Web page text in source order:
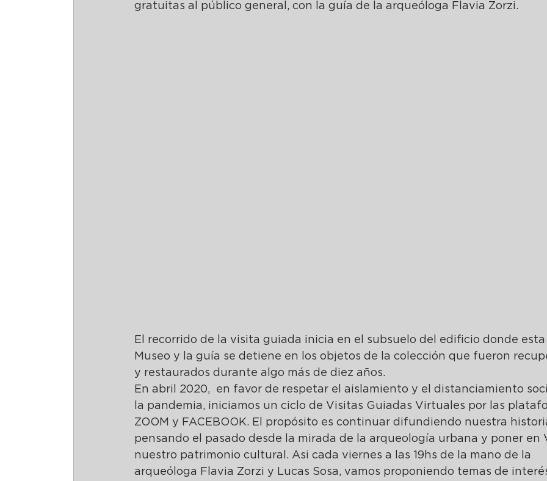
gratuitas al público general, con la guía de la arqueóloga Flavia Zorzi.
El recorrido de la visita guiada inicia en el subsuelo del edificio donde
Museo y la guía se detiene en los objetos de la colección que fueron
y restaurados durante algo más de diez años.
En abril 2020,  en favor de respetar el aislamiento y el distanciamiento
la pandemia, iniciamos un ciclo de Visitas Guiadas Virtuales por las
ZOOM y FACEBOOK. El propósito es continuar difundiendo nuestra
pensando el pasado desde la mirada de la arqueología urbana y poner en
nuestro patrimonio cultural. Asi cada viernes a las 19hs de la mano de la
arqueóloga Flavia Zorzi y Lucas Sosa, vamos proponiendo temas de